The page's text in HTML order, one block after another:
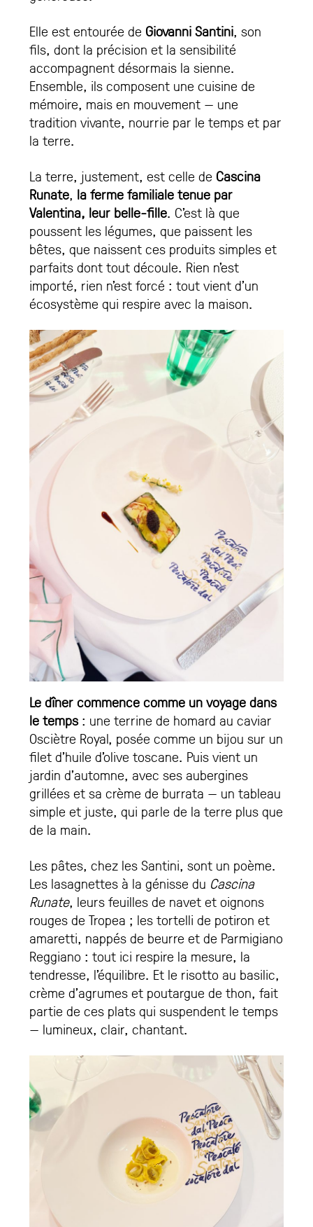
Elle est entourée de Giovanni Santini, son
fils, dont la précision et la sensibilité
accompagnent désormais la sienne.
Ensemble, ils composent une cuisine de
mémoire, mais en mouvement — une
tradition vivante, nourrie par le temps et par
la terre.
La terre, justement, est celle de Cascina
Runate, la ferme familiale tenue par
Valentina, leur belle-fille. C’est là que
poussent les légumes, que paissent les
bêtes, que naissent ces produits simples et
parfaits dont tout découle. Rien n’est
importé, rien n’est forcé : tout vient d’un
écosystème qui respire avec la maison.
Le dîner commence comme un voyage dans
le temps: une terrine de homard au caviar
Osciètre Royal, posée comme un bijou sur un
filet d’huile d’olive toscane. Puis vient un
jardin d’automne, avec ses aubergines
grillées et sa crème de burrata — un tableau
simple et juste, qui parle de la terre plus que
de la main.
Les pâtes, chez les Santini, sont un poème.
Les lasagnettes à la génisse du Cascina
Runate, leurs feuilles de navet et oignons
rouges de Tropea ; les tortelli de potiron et
amaretti, nappés de beurre et de Parmigiano
Reggiano : tout ici respire la mesure, la
tendresse, l’équilibre. Et le risotto au basilic,
crème d’agrumes et poutargue de thon, fait
partie de ces plats qui suspendent le temps
— lumineux, clair, chantant.